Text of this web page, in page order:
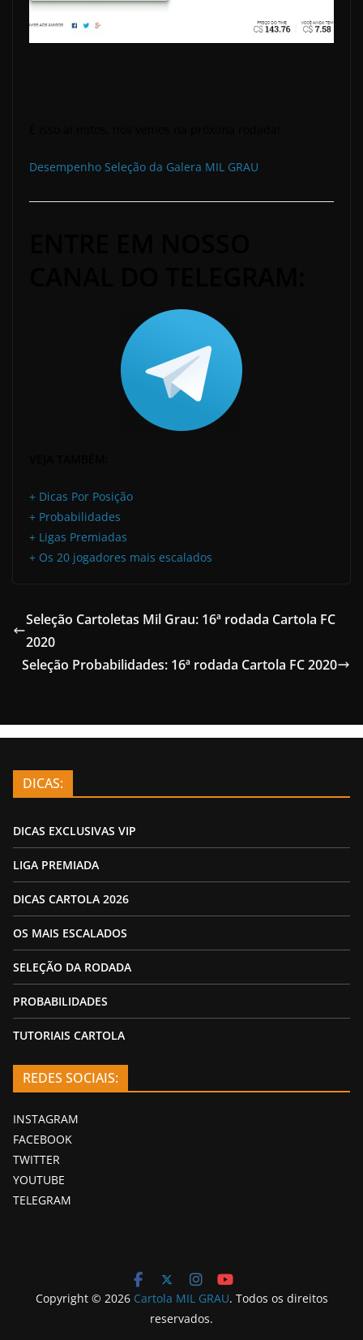
Desempenho Seleção da Galera MIL GRAU
+ Dicas Por Posição
+ Probabilidades
+ Ligas Premiadas
+ Os 20 jogadores mais escalados
Seleção Cartoletas Mil Grau: 16ª rodada Cartola FC
2020
Seleção Probabilidades: 16ª rodada Cartola FC 2020
DICAS:
DICAS EXCLUSIVAS VIP
LIGA PREMIADA
DICAS CARTOLA 2026
OS MAIS ESCALADOS
SELEÇÃO DA RODADA
PROBABILIDADES
TUTORIAIS CARTOLA
REDES SOCIAIS:
INSTAGRAM
FACEBOOK
TWITTER
YOUTUBE
TELEGRAM
Copyright © 2026 Cartola MIL GRAU. Todos os direitos
reservados.